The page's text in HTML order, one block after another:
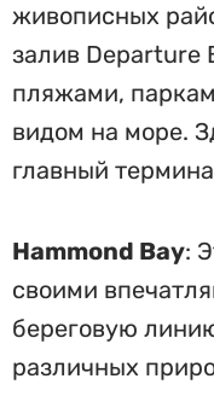
живописных
залив Departure
пляжами,
видом на море.
главный
Hammond Bay:
своими
береговую
различных